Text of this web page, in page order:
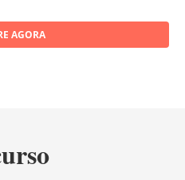
AGORA